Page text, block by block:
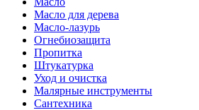
Масло для дерева
Масло-лазурь
Огнебиозащита
Пропитка
Штукатурка
Уход и очистка
Малярные инструменты
Сантехника